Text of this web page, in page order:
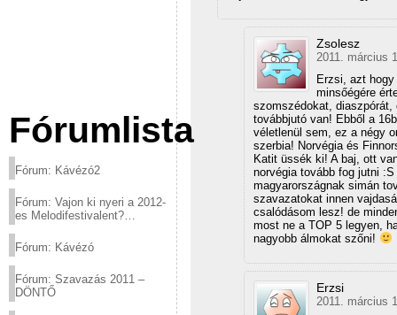
Fórumlista
Fórum: Kávézó2
Fórum: Vajon ki nyeri a 2012-
es Melodifestivalent?
Fórum: Kávézó
Fórum: Szavazás 2011 –
DÖNTŐ
Zsolesz
2011. március
Erzsi, azt
minsőégére
szomszédokat, diaszpórát,
továbbjutó van! Ebből a
véletlenül sem, ez a négy
szerbia! Norvégia és
Katit üssék ki! A baj, ott
norvégia tovább fog jutni
magyarországnak simán
szavazatokat innen
csalódásom lesz! de
most ne a TOP 5 legyen,
nagyobb álmokat szőni!
Erzsi
2011. március